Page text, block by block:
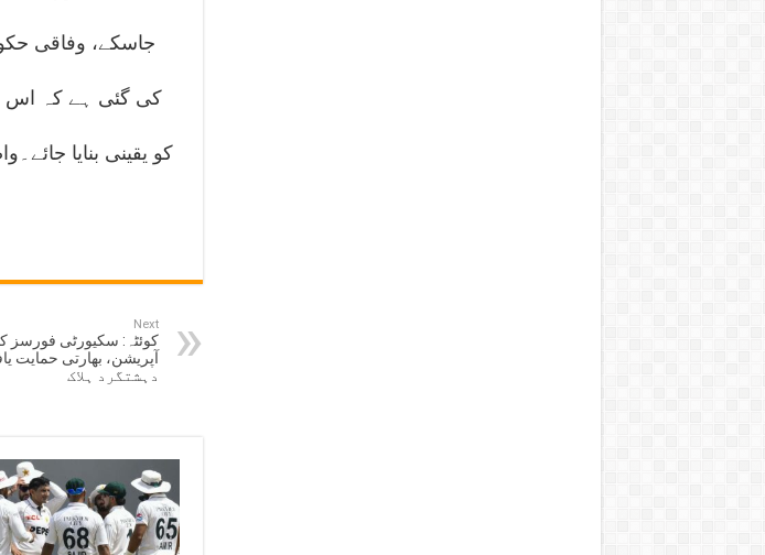
جاسکے، وفاقی
کی گئی ہے کہ اس
Next
کوئٹہ: سکیورٹی فورسز
دہشتگرد ہلاک